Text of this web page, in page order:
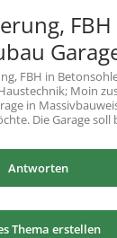
FBH
FBH in
Moin
in
Die Garage soll
Antworten
Thema erstellen